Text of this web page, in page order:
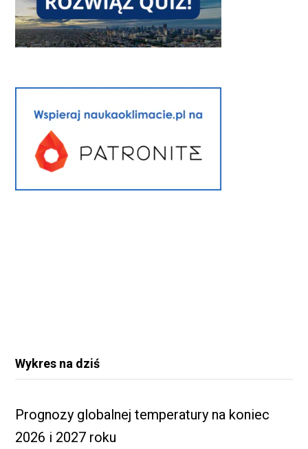
Wykres na dziś
Prognozy globalnej temperatury na koniec
2026 i 2027 roku